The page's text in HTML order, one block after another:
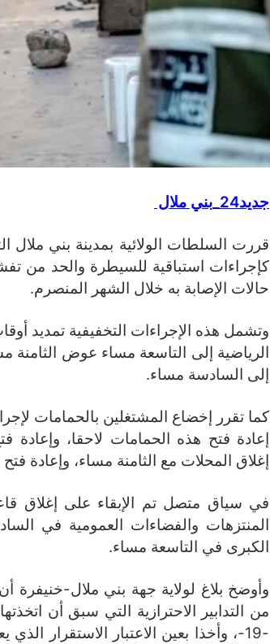
جديد24_بني ملال
قررت السلطات الولائية بمدينة بني ملال
حالات الإصابة به خلال الشهر المنصرم.
وتشمل هذه الإجراءات التخفيفية تمديد
الرياضية إلى التاسعة مساء عوض الثامنة
إلى السادسة مساء.
كما تقرر إخضاع المشتغلين بالحمامات
إعادة فتح هذه الحمامات لاحقا، وإعادة
إغلاق المحلات مع الثامنة مساء، وإعادة
في سياق متصل تم الإبقاء على إغلاق
المنتزهات والفضاءات العمومية في
الكبرى في التاسعة مساء.
وأوضخ بلاغ لولاية جهة بني ملال-خنيفرة
من التدابير الاحترازية التي سبق أن
-19-، وأخذا بعين الاعتبار الاستقرار